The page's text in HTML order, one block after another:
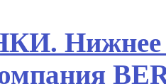
Нижнее